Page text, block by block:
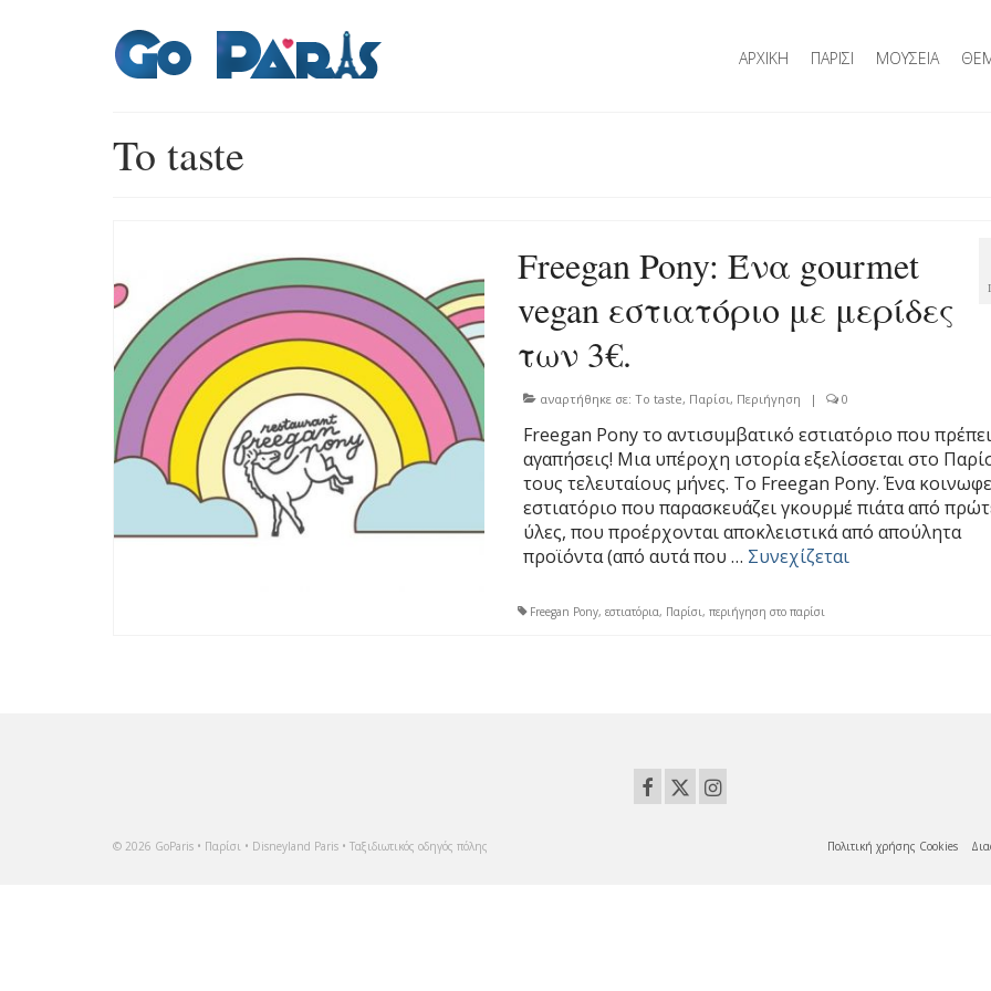
ΑΡΧΙΚΗ ΠΑΡΙΣΙ ΜΟΥΣΕΙΑ
To taste
Freegan Pony: Ένα gourmet
vegan εστιατόριο με μερίδες
των 3€.
αναρτήθηκε σε: To taste, Παρίσι, Περιήγηση | 0
Freegan Pony τo αντισυμβατικό εστιατόριο που
αγαπήσεις! Μια υπέροχη ιστορία εξελίσσεται στο
τους τελευταίους μήνες. Το Freegan Pony. Ένα
εστιατόριο που παρασκευάζει γκουρμέ πιάτα από
ύλες, που προέρχονται αποκλειστικά από απούλητα
προϊόντα (από αυτά που … Συνεχίζεται
Freegan Pony, εστιατόρια, Παρίσι, περιήγηση στο παρίσι
Πολιτική χρήσης Cookies
© 2026 GoParis • Παρίσι • Disneyland Paris • Ταξιδιωτικός οδηγός πόλης